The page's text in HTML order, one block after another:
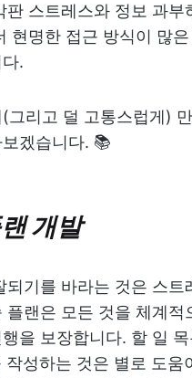
판 스트레스와 정보 과부
현명한 접근 방식이 많
.
그리고 덜 고통스럽게)
겠습니다. 📚
개발
되기를 바라는 것은 스트
플랜은 모든 것을 체계적
을 보장합니다. 할 일
작성하는 것은 별로 도움